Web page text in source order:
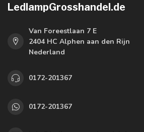
LedlampGrosshandel.de
Van Foreestlaan 7 E
2404 HC Alphen aan den Rijn
Nederland
0172-201367
0172-201367